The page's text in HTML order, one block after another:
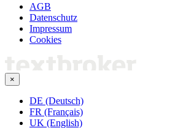
AGB
Datenschutz
Impressum
Cookies
×
DE (Deutsch)
FR (Français)
UK (English)